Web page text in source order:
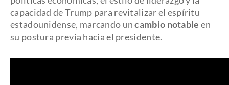
capacidad de Trump para revitalizar el espíritu
estadounidense, marcando uncambio notable en
su postura previa hacia el presidente.